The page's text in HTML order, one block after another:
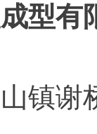
型有
镇谢